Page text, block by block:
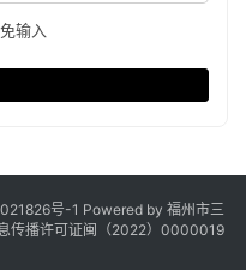
输入
号-1 Powered by 福州市三
传播许可证闽（2022）0000019